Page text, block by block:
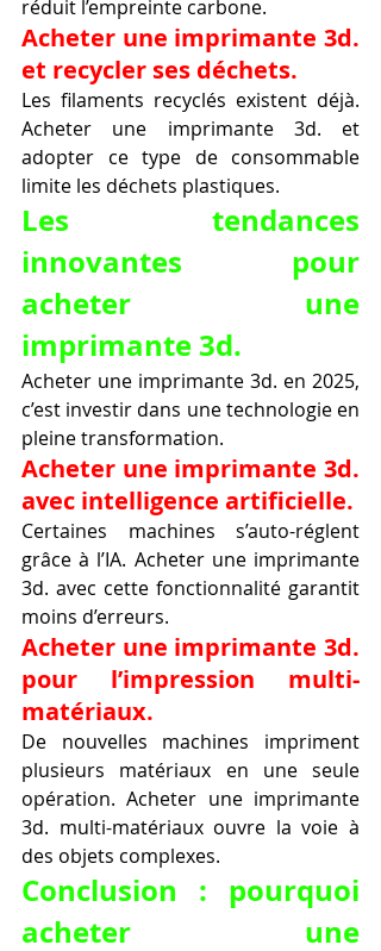
réduit l’empreinte carbone.
Acheter une imprimante 3d.
et recycler ses déchets.
Les filaments recyclés existent déjà.
Acheter une imprimante 3d. et
adopter ce type de consommable
limite les déchets plastiques.
Les tendances
innovantes pour
acheter une
imprimante 3d.
Acheter une imprimante 3d. en 2025,
c’est investir dans une technologie en
pleine transformation.
Acheter une imprimante 3d.
avec intelligence artificielle.
Certaines machines s’auto-réglent
grâce à l’IA. Acheter une imprimante
3d. avec cette fonctionnalité garantit
moins d’erreurs.
Acheter une imprimante 3d.
pour l’impression multi-
matériaux.
De nouvelles machines impriment
plusieurs matériaux en une seule
opération. Acheter une imprimante
3d. multi-matériaux ouvre la voie à
des objets complexes.
Conclusion : pourquoi
acheter une